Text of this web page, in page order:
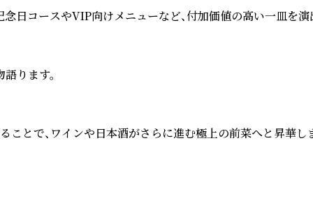
日コースやVIP向けメニューなど、付加価値の高い一皿を演
ります。
とで、ワインや日本酒がさらに進む極上の前菜へと昇華し